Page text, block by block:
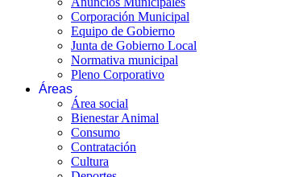
Corporación Municipal
Equipo de Gobierno
Junta de Gobierno Local
Normativa municipal
Pleno Corporativo
Áreas
Área social
Bienestar Animal
Consumo
Contratación
Cultura